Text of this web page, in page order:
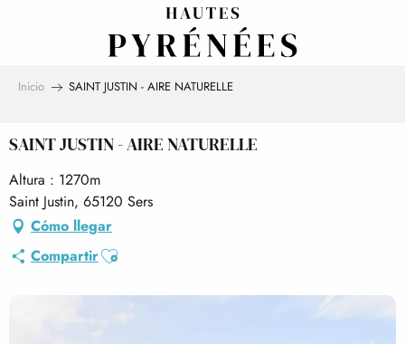
Inicio SAINT JUSTIN - AIRE NATURELLE
SAINT JUSTIN - AIRE NATURELLE
Altura : 1270m
Saint Justin, 65120 Sers
Cómo llegar
CompartirAjouter aux favoris